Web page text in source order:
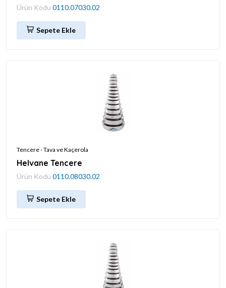
Ürün Kodu 0110.07030.02
Sepete Ekle
Tencere - Tava ve Kaçerola
Helvane Tencere
Ürün Kodu 0110.08030.02
Sepete Ekle